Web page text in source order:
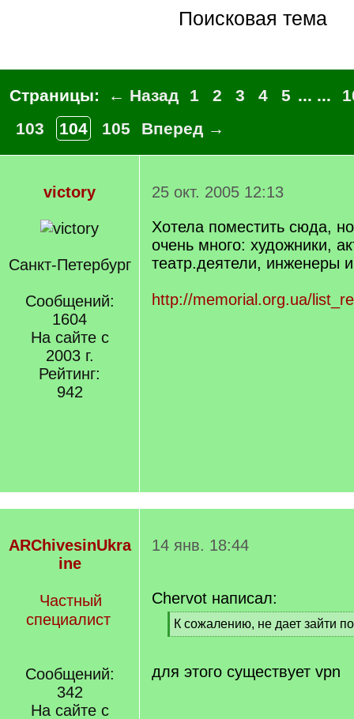
Поисковая тема
Страницы: ← Назад 1 2 3 4 5 ... ...
103
104 105 Вперед →
victory
Санкт-Петербург
Сообщений:
1604
На сайте с
2003 г.
Рейтинг:
942
25 окт. 2005 12:13
Хотела поместить сюда,
очень много: художники,
театр.деятели, инженеры
http://memorial.org.ua/
ARChivesinUkra
ine
Частный
специалист
Сообщений:
342
На сайте с
14 янв. 18:44
Chervot написал:
[
q
К сожалению, не дает зайти
[
q
]
для этого существует vpn